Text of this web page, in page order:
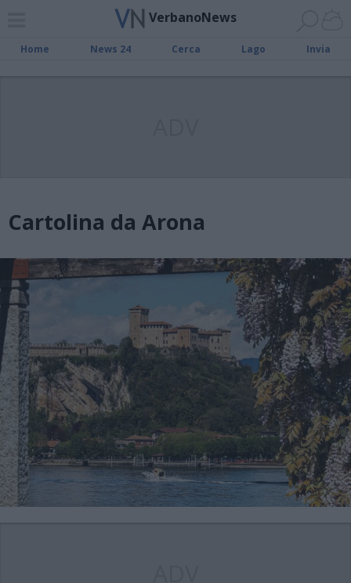
VerbanoNews
Home News 24 Cerca Lago Invia
Cartolina da Arona